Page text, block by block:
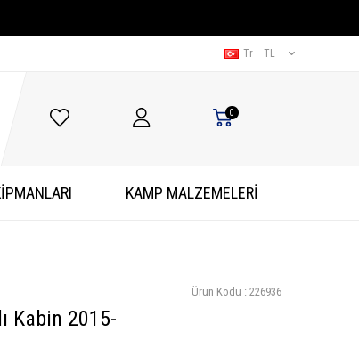
Tr − TL
0
KAMP MALZEMELERİ
Ürün Kodu : 226936
Kabin 2015-